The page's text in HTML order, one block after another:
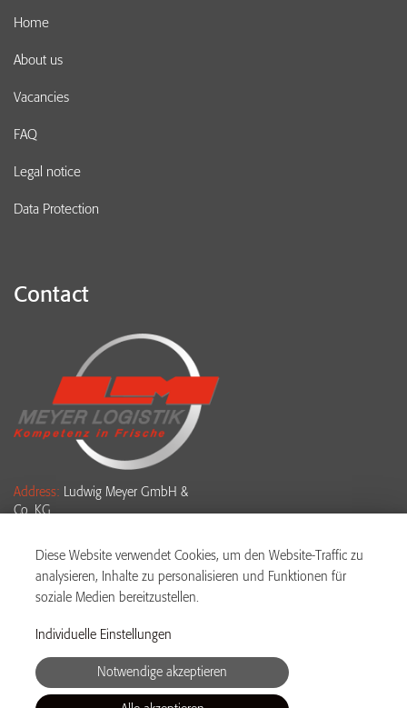
Home
About us
Vacancies
FAQ
Legal notice
Data Protection
Contact
Address: Ludwig Meyer GmbH &
Co. KG
61381 Friedrichsdorf
+49 6175 4007 955
WhatsApp:+49 176 19090 888
Email:
bewerbung@meyer-
logistik.com
Diese Website verwendet Cookies, um den Website-Traffic zu
analysieren, Inhalte zu personalisieren und Funktionen für
soziale Medien bereitzustellen.
Individuelle Einstellungen
Notwendige akzeptieren